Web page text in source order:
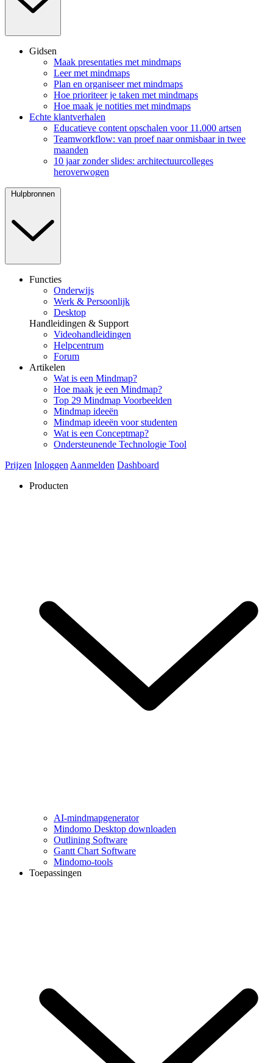
Gidsen
Maak presentaties met mindmaps
Leer met mindmaps
Plan en organiseer met mindmaps
Hoe prioriteer je taken met mindmaps
Hoe maak je notities met mindmaps
Echte klantverhalen
Educatieve content opschalen voor 11.000 artsen
Teamworkflow: van proef naar onmisbaar in twee
maanden
10 jaar zonder slides: architectuurcolleges
heroverwogen
Hulpbronnen
Functies
Onderwijs
Werk & Persoonlijk
Desktop
Handleidingen & Support
Videohandleidingen
Helpcentrum
Forum
Artikelen
Wat is een Mindmap?
Hoe maak je een Mindmap?
Top 29 Mindmap Voorbeelden
Mindmap ideeën
Mindmap ideeën voor studenten
Wat is een Conceptmap?
Ondersteunende Technologie Tool
Prijzen Inloggen Aanmelden Dashboard
Producten
AI-mindmapgenerator
Mindomo Desktop downloaden
Outlining Software
Gantt Chart Software
Mindomo-tools
Toepassingen